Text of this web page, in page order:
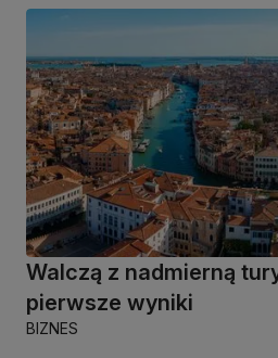
Walczą z nadmierną
pierwsze wyniki
BIZNES